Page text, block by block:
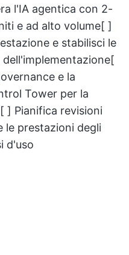
l'IA agentica con 2-
e ad alto volume[ ]
e stabilisci le
e la
Tower per la
] Pianifica revisioni
prestazioni degli
d'uso